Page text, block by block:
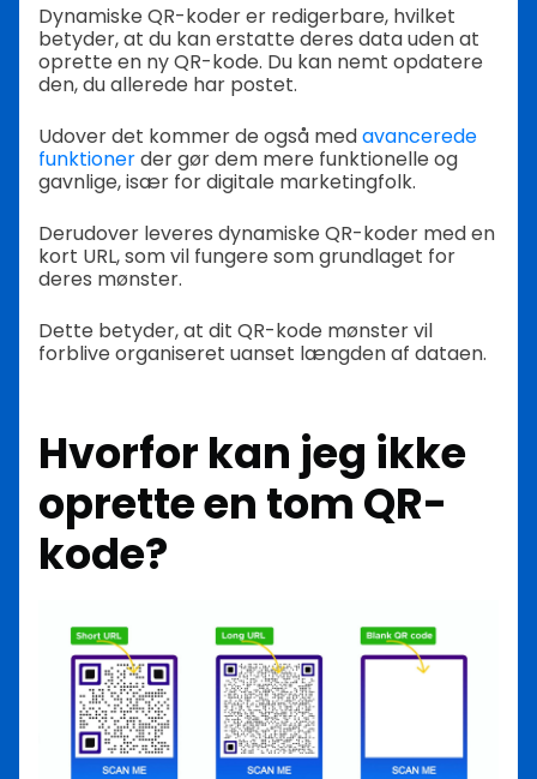
Dynamiske QR-koder er redigerbare, hvilket
betyder, at du kan erstatte deres data uden at
oprette en ny QR-kode. Du kan nemt opdatere
den, du allerede har postet.
Udover det kommer de også medavancerede
funktionerder gør dem mere funktionelle og
gavnlige, især for digitale marketingfolk.
Derudover leveres dynamiske QR-koder med en
kort URL, som vil fungere som grundlaget for
deres mønster.
Dette betyder, at dit QR-kode mønster vil
forblive organiseret uanset længden af dataen.
Hvorfor kan jeg ikke
oprette en tom QR-
kode?